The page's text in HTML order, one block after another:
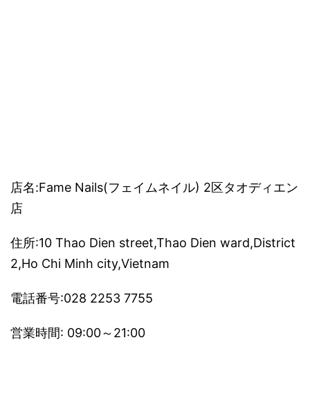
店名:Fame Nails(フェイムネイル) 2区タオディエン
店
住所:10 Thao Dien street,Thao Dien ward,District
2,Ho Chi Minh city,Vietnam
電話番号:028 2253 7755
営業時間: 09:00～21:00